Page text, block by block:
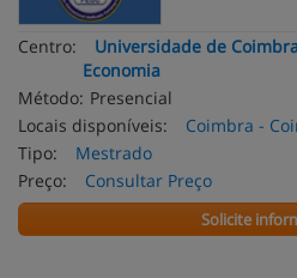
Centro:
Universidade de
Economia
Método: Presencial
Locais disponíveis:
Coimbra -
Tipo:
Mestrado
Preço:
Consultar Preço
Solicite